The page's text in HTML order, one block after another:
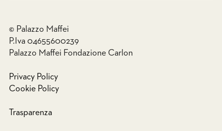
© Palazzo Maffei
P.Iva 04655600239
Palazzo Maffei Fondazione Carlon
Privacy Policy
Cookie Policy
Trasparenza